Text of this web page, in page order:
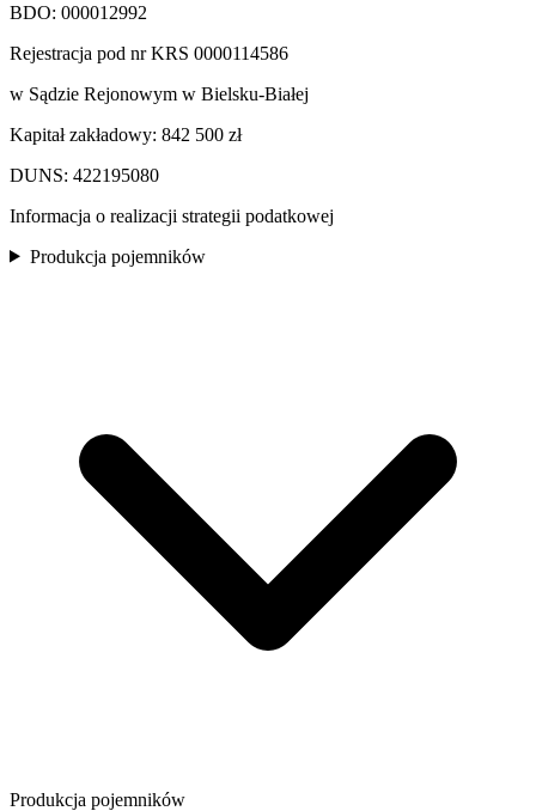
BDO: 000012992
Rejestracja pod nr KRS 0000114586
w Sądzie Rejonowym w Bielsku-Białej
Kapitał zakładowy: 842 500 zł
DUNS: 422195080
Informacja o realizacji strategii podatkowej
Produkcja pojemników
Produkcja pojemników